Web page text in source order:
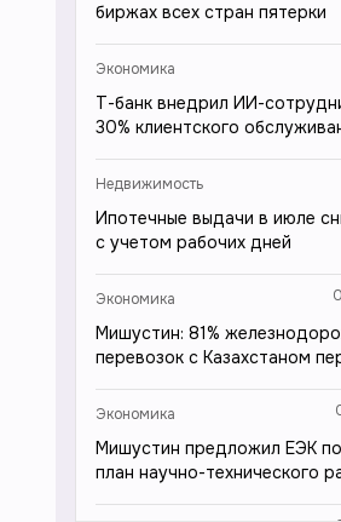
биржах всех стран пятерки
Экономика
Т-банк внедрил ИИ-
30% клиентского
Недвижимость
Ипотечные выдачи в июле
с учетом рабочих дней
Экономика
Мишустин: 81%
перевозок с Казахстаном
Экономика
Мишустин предложил ЕЭК
план научно-технического